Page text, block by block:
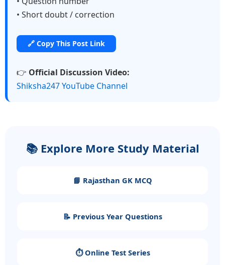
• Short doubt / correction
🔗 Copy This Post Link
👉 Official Discussion Video:
Shiksha247 YouTube Channel
📚 Explore More Study Material
📘 Rajasthan GK MCQ
📝 Previous Year Questions
⏱️ Online Test Series